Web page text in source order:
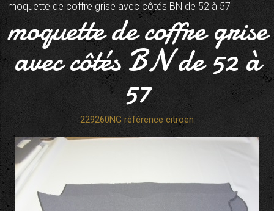
moquette de coffre grise avec côtés BN de 52 à 57
moquette de coffre grise
avec côtés BN de 52 à
57
229260NG référence citroen